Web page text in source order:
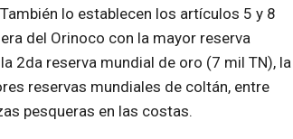
lo establecen los artículos 5 y 8
del Orinoco con la mayor reserva
2da reserva mundial de oro (7 mil TN), la
reservas mundiales de coltán, entre
pesqueras en las costas.